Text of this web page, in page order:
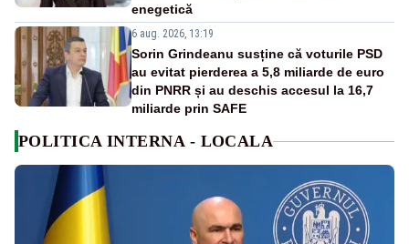
enegetică
6 aug. 2026, 13:19
Sorin Grindeanu susține că voturile PSD
au evitat pierderea a 5,8 miliarde de euro
din PNRR și au deschis accesul la 16,7
miliarde prin SAFE
POLITICA INTERNA - LOCALA